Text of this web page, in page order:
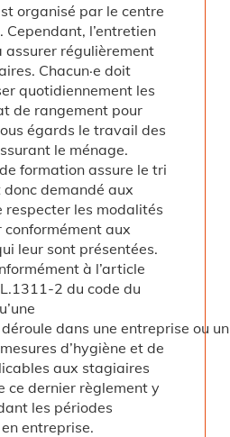
organisé par le centre
Cependant, l’entretien
assurer régulièrement
Chacun·e doit
quotidiennement les
de rangement pour
égards le travail des
le ménage.
formation assure le tri
donc demandé aux
respecter les modalités
conformément aux
leur sont présentées.
à l’article
2 du code du
dans une entreprise ou
d’hygiène et de
aux stagiaires
ce dernier règlement y
les périodes
entreprise.